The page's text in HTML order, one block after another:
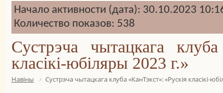
Начало активности (дата): 30.10.2023
Количество показов: 538
Сустрэча чытацкага
класікі-юбіляры 2023 г.»
Навіны Сустрэча чытацкага клуба «КанТэкст»: «Рускія класікі-